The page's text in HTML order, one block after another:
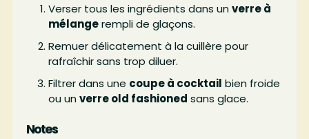
Verser tous les ingrédients dans un verre à
mélangerempli de glaçons.
Remuer délicatement à la cuillère pour
rafraîchir sans trop diluer.
Filtrer dans une coupe à cocktail bien froide
ou un verre old fashioned sans glace.
Notes